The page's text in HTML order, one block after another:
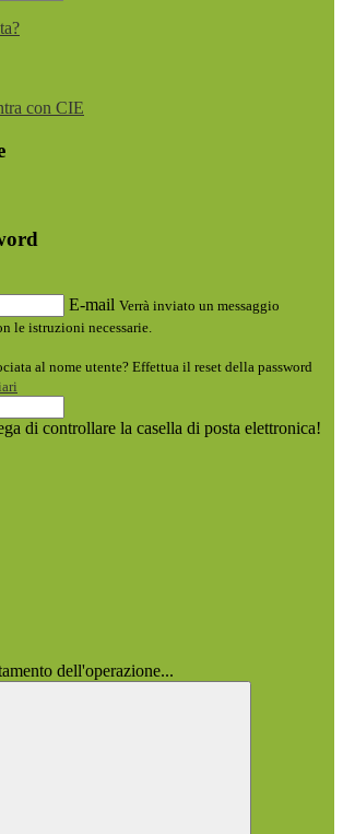
con CIE
E-mail Verrà inviato un messaggio
le istruzioni necessarie.
al nome utente? Effettua il reset della password
di controllare la casella di posta elettronica!
dell'operazione...